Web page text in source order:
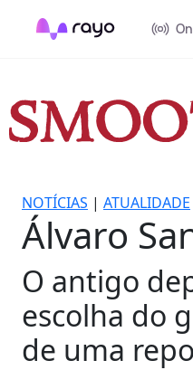
NOTÍCIAS | ATUALIDADE
Álvaro
O antigo
escolha do
de uma